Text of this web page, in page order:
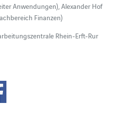
Anwendungen), Alexander Hof
Finanzen)
Rhein-Erft-Rur